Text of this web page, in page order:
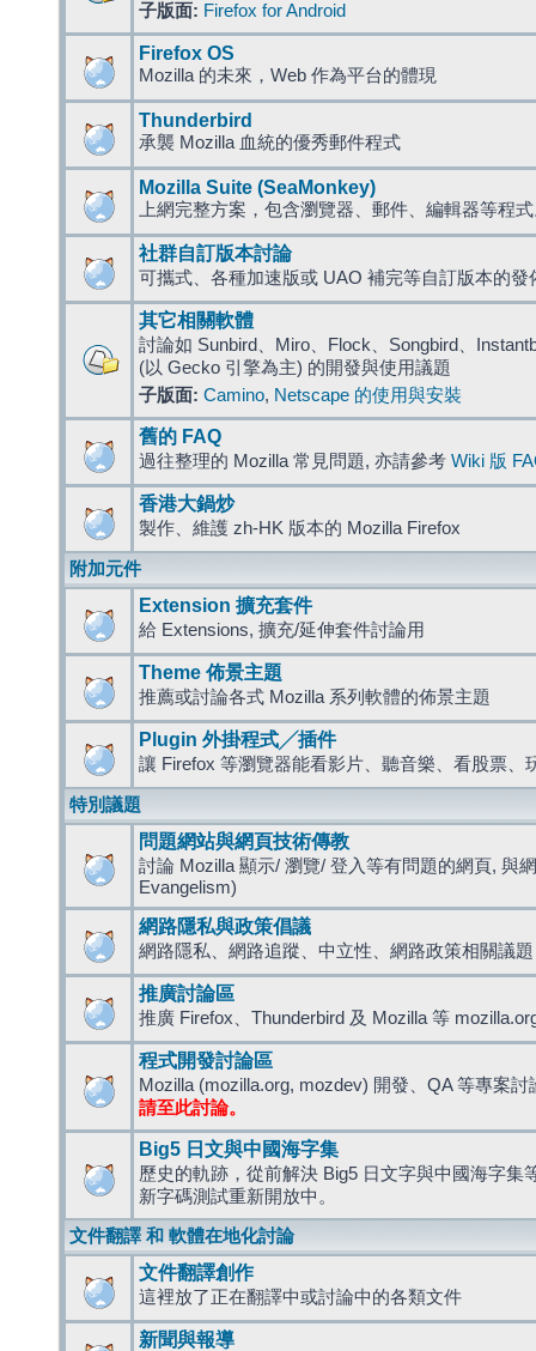
子版面: Firefox for Android
Firefox OS
Mozilla 的未來，Web 作為平台的體現
Thunderbird
承襲 Mozilla 血統的優秀郵件程式
Mozilla Suite (SeaMonkey)
上網完整方案，包含瀏覽器、郵件、編輯器等程
社群自訂版本討論
可攜式、各種加速版或 UAO 補完等自訂版本的發
其它相關軟體
討論如 Sunbird、Miro、Flock、Songbird、
(以 Gecko 引擎為主) 的開發與使用議題
子版面: Camino, Netscape 的使用與安裝
舊的 FAQ
過往整理的 Mozilla 常見問題, 亦請參考 Wiki 版
香港大鍋炒
製作、維護 zh-HK 版本的 Mozilla Firefox
附加元件
Extension 擴充套件
給 Extensions, 擴充/延伸套件討論用
Theme 佈景主題
推薦或討論各式 Mozilla 系列軟體的佈景主題
Plugin 外掛程式╱插件
讓 Firefox 等瀏覽器能看影片、聽音樂、看股票、
特別議題
問題網站與網頁技術傳教
討論 Mozilla 顯示/ 瀏覽/ 登入等有問題的網頁, 與
Evangelism)
網路隱私與政策倡議
網路隱私、網路追蹤、中立性、網路政策相關議題
推廣討論區
推廣 Firefox、Thunderbird 及 Mozilla 等
程式開發討論區
Mozilla (mozilla.org, mozdev) 開發、QA 等專案討
請至此討論。
Big5 日文與中國海字集
歷史的軌跡，從前解決 Big5 日文字與中國海字集
新字碼測試重新開放中。
文件翻譯 和 軟體在地化討論
文件翻譯創作
這裡放了正在翻譯中或討論中的各類文件
新聞與報導